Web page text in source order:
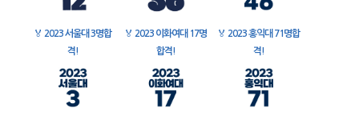
🏅 2023 서울대 3명합
격!
🏅 2023 이화여대 17명
합격!
🏅 2023 홍익대 71명합
격!